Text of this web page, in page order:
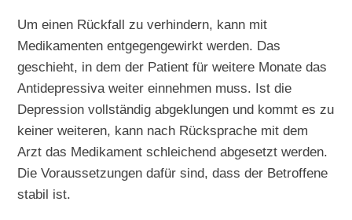
Um einen Rückfall zu verhindern, kann mit
Medikamenten entgegengewirkt werden. Das
geschieht, in dem der Patient für weitere Monate das
Antidepressiva weiter einnehmen muss. Ist die
Depression vollständig abgeklungen und kommt es zu
keiner weiteren, kann nach Rücksprache mit dem
Arzt das Medikament schleichend abgesetzt werden.
Die Voraussetzungen dafür sind, dass der Betroffene
stabil ist.